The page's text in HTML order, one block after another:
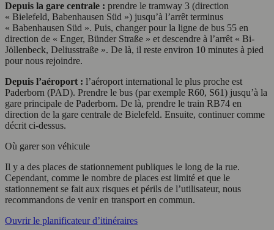
Depuis la gare centrale : prendre le tramway 3 (direction
« Bielefeld, Babenhausen Süd ») jusqu’à l’arrêt terminus
« Babenhausen Süd ». Puis, changer pour la ligne de bus 55 en
direction de « Enger, Bünder Straße » et descendre à l’arrêt « Bi-
Jöllenbeck, Deliusstraße ». De là, il reste environ 10 minutes à pied
pour nous rejoindre.
Depuis l’aéroport : l’aéroport international le plus proche est
Paderborn (PAD). Prendre le bus (par exemple R60, S61) jusqu’à la
gare principale de Paderborn. De là, prendre le train RB74 en
direction de la gare centrale de Bielefeld. Ensuite, continuer comme
décrit ci-dessus.
Où garer son véhicule
Il y a des places de stationnement publiques le long de la rue.
Cependant, comme le nombre de places est limité et que le
stationnement se fait aux risques et périls de l’utilisateur, nous
recommandons de venir en transport en commun.
Ouvrir le planificateur d’itinéraires